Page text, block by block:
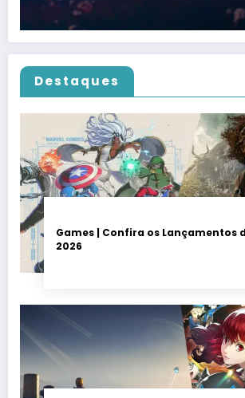
Destaques
Games | Confira os Lançamentos
2026